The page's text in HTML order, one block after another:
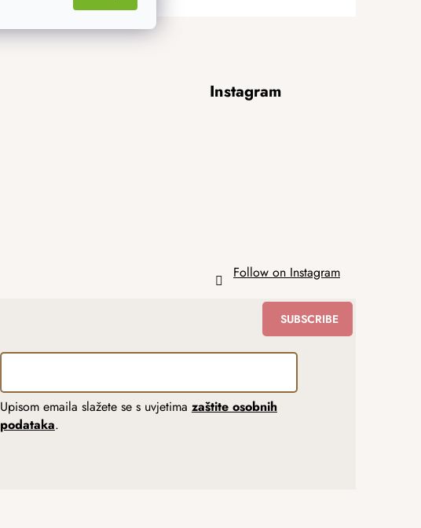
Instagram
Follow on Instagram
Upisom emaila slažete se s uvjetima zaštite osobnih
podataka.
SUBSCRIBE